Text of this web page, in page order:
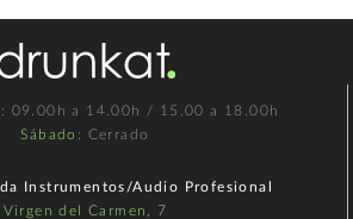
: 09.00h a 14.00h / 15.00 a 18.00h
Sábado : Cerrado
Instrumentos/Audio Profesional
Virgen del Carmen, 7